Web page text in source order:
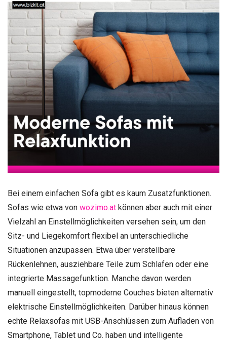
Bei einem einfachen Sofa gibt es kaum Zusatzfunktionen.
Sofas wie etwa von wozimo.at können aber auch mit einer
Vielzahl an Einstellmöglichkeiten versehen sein, um den
Sitz- und Liegekomfort flexibel an unterschiedliche
Situationen anzupassen. Etwa über verstellbare
Rückenlehnen, ausziehbare Teile zum Schlafen oder eine
integrierte Massagefunktion. Manche davon werden
manuell eingestellt, topmoderne Couches bieten alternativ
elektrische Einstellmöglichkeiten. Darüber hinaus können
echte Relaxsofas mit USB-Anschlüssen zum Aufladen von
Smartphone, Tablet und Co. haben und intelligente